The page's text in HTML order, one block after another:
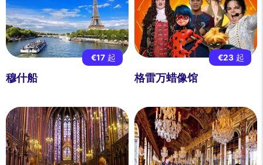
€17 起
穆什船
€23起
格雷万蜡像馆